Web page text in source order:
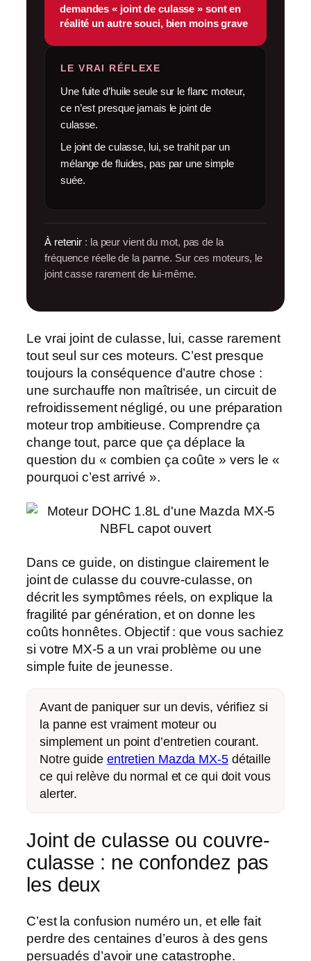
demandes « joint de culasse » sont en
réalité un autre souci, bien moins grave
LE VRAI RÉFLEXE
Une fuite d’huile seule sur le flanc moteur,
ce n’est presque jamais le joint de
culasse.
Le joint de culasse, lui, se trahit par un
mélange de fluides, pas par une simple
suée.
À retenir : la peur vient du mot, pas de la
fréquence réelle de la panne. Sur ces moteurs, le
joint casse rarement de lui-même.
Le vrai joint de culasse, lui, casse rarement
tout seul sur ces moteurs. C’est presque
toujours la conséquence d’autre chose :
une surchauffe non maîtrisée, un circuit de
refroidissement négligé, ou une préparation
moteur trop ambitieuse. Comprendre ça
change tout, parce que ça déplace la
question du « combien ça coûte » vers le «
pourquoi c’est arrivé ».
Dans ce guide, on distingue clairement le
joint de culasse du couvre-culasse, on
décrit les symptômes réels, on explique la
fragilité par génération, et on donne les
coûts honnêtes. Objectif : que vous sachiez
si votre MX-5 a un vrai problème ou une
simple fuite de jeunesse.
Avant de paniquer sur un devis, vérifiez si
la panne est vraiment moteur ou
simplement un point d’entretien courant.
Notre guide entretien Mazda MX-5détaille
ce qui relève du normal et ce qui doit vous
alerter.
Joint de culasse ou couvre-
culasse : ne confondez pas
les deux
C’est laconfusion numéro un, et elle fait
perdre des centaines d’euros à des gens
persuadés d’avoir une catastrophe.